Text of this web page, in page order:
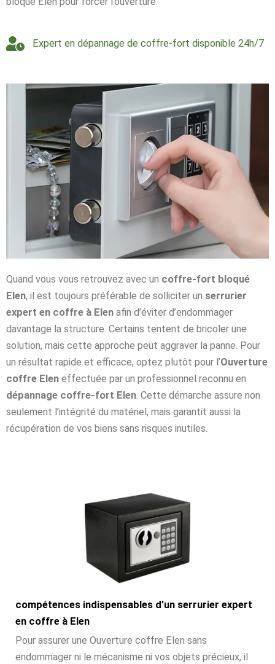
Expert en dépannage de coffre-fort disponible 24h/7
Quand vous vous retrouvez avec un coffre-fort bloqué
Elen, il est toujours préférable de solliciter un serrurier
expert en coffre à Elen afin d’éviter d’endommager
davantage la structure. Certains tentent de bricoler une
solution, mais cette approche peut aggraver la panne. Pour
un résultat rapide et efficace, optez plutôt pour l’Ouverture
coffre Elen effectuée par un professionnel reconnu en
dépannage coffre-fort Elen. Cette démarche assure non
seulement l’intégrité du matériel, mais garantit aussi la
récupération de vos biens sans risques inutiles.
compétences indispensables d’un serrurier expert
en coffre à Elen
Pour assurer une Ouverture coffre Elen sans
endommager ni le mécanisme ni vos objets précieux, il